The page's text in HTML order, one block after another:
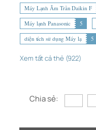
Máy Lạnh Âm Trần Daikin F
Máy lạnh Panasonic
5
diện tích sử dụng Máy lạ
5
Xem tất cả thẻ (922)
Chia sẻ: